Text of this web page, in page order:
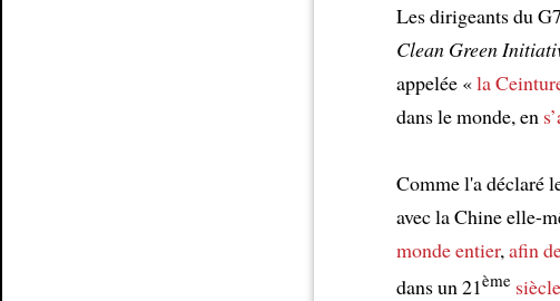
Les dirigeants du G7
Clean Green
appelée «la
dans le monde, en
Comme l'a déclaré
avec la Chine elle-
monde entier, afin
dans un 21ème siècle